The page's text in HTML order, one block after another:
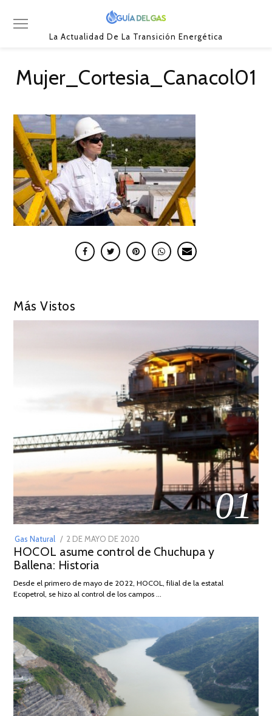
La Actualidad De La Transición Energética
Mujer_Cortesia_Canacol01
Más Vistos
01
Gas Natural
POSTED
ON
2 DE MAYO DE 2020
DE
2026
HOCOL asume control de Chuchupa y
Ballena: Historia
Desde el primero de mayo de 2022, HOCOL, filial de la estatal
Ecopetrol, se hizo al control de los campos …